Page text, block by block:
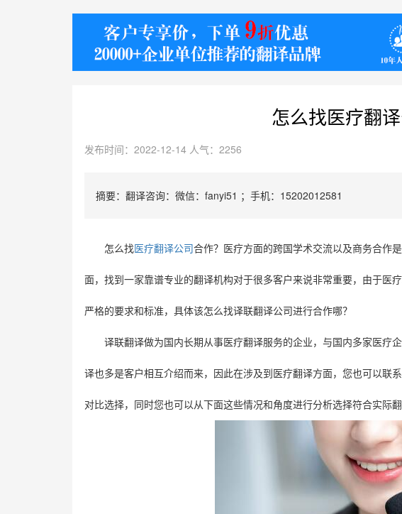
身份证翻译
核酸检测报告英文版翻
译
怎么找医疗翻
发布时间：2022-12-14 人气：2256
摘要：翻译咨询：微信：fanyi51 ；手机：15202012581
怎么找医疗翻译公司 合作？医疗方面的跨国学术交流以及商务合作
面，找到一家靠谱专业的翻译机构对于很多客户来说非常重要，由于医
严格的要求和标准，具体该怎么找译联翻译公司进行合作哪？
译联翻译做为国内长期从事医疗翻译服务的企业，与国内多家医疗
译也多是客户相互介绍而来，因此在涉及到医疗翻译方面，您也可以联
对比选择，同时您也可以从下面这些情况和角度进行分析选择符合实际